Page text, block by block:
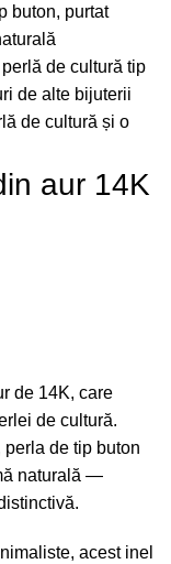
aur 14K
de 14K, care
de cultură.
perla de tip buton
naturală —
acest inel